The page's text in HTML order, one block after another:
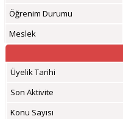
Öğrenim Durumu
Meslek
Üyelik Tarihi
Son Aktivite
Konu Sayısı